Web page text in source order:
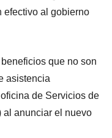
efectivo al gobierno
que no son
asistencia
de Servicios de
al anunciar el nuevo